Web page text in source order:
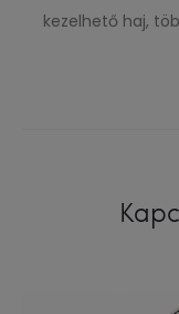
kezelhető haj,